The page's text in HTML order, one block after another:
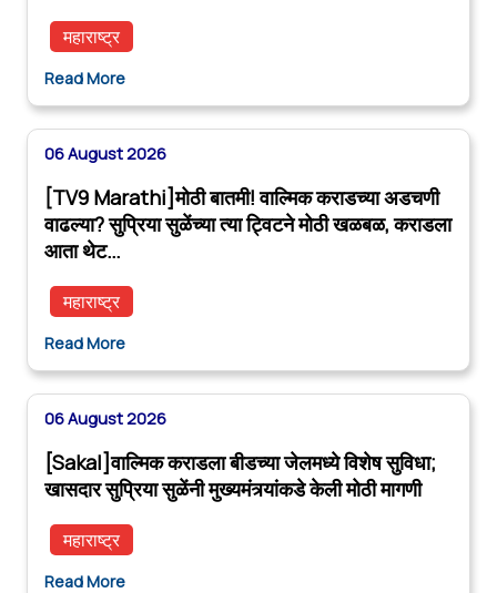
महाराष्ट्र
Read More
06 August 2026
[TV9 Marathi]मोठी बातमी! वाल्मिक कराडच्या अडचणी
वाढल्या? सुप्रिया सुळेंच्या त्या ट्विटने मोठी खळबळ, कराडला
आता थेट…
महाराष्ट्र
Read More
06 August 2026
[Sakal]वाल्मिक कराडला बीडच्या जेलमध्ये विशेष सुविधा;
खासदार सुप्रिया सुळेंनी मुख्यमंत्र्यांकडे केली मोठी मागणी
महाराष्ट्र
Read More